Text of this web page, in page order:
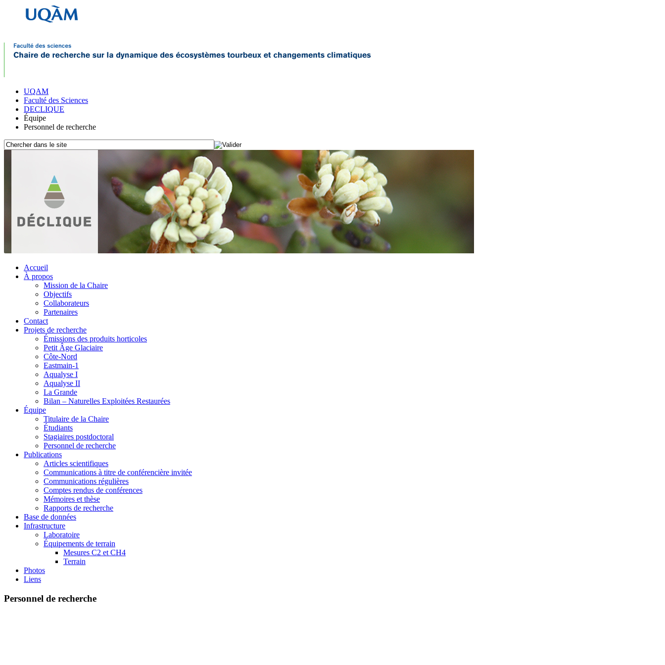
UQAM
Faculté des Sciences
DECLIQUE
Équipe
Personnel de recherche
Accueil
À propos
Mission de la Chaire
Objectifs
Collaborateurs
Partenaires
Contact
Projets de recherche
Émissions des produits horticoles
Petit Âge Glaciaire
Côte-Nord
Eastmain-1
Aqualyse I
Aqualyse II
La Grande
Bilan – Naturelles Exploitées Restaurées
Équipe
Titulaire de la Chaire
Étudiants
Stagiaires postdoctoral
Personnel de recherche
Publications
Articles scientifiques
Communications à titre de conférencière invitée
Communications régulières
Comptes rendus de conférences
Mémoires et thèse
Rapports de recherche
Base de données
Infrastructure
Laboratoire
Équipements de terrain
Mesures C2 et CH4
Terrain
Photos
Liens
Personnel de recherche